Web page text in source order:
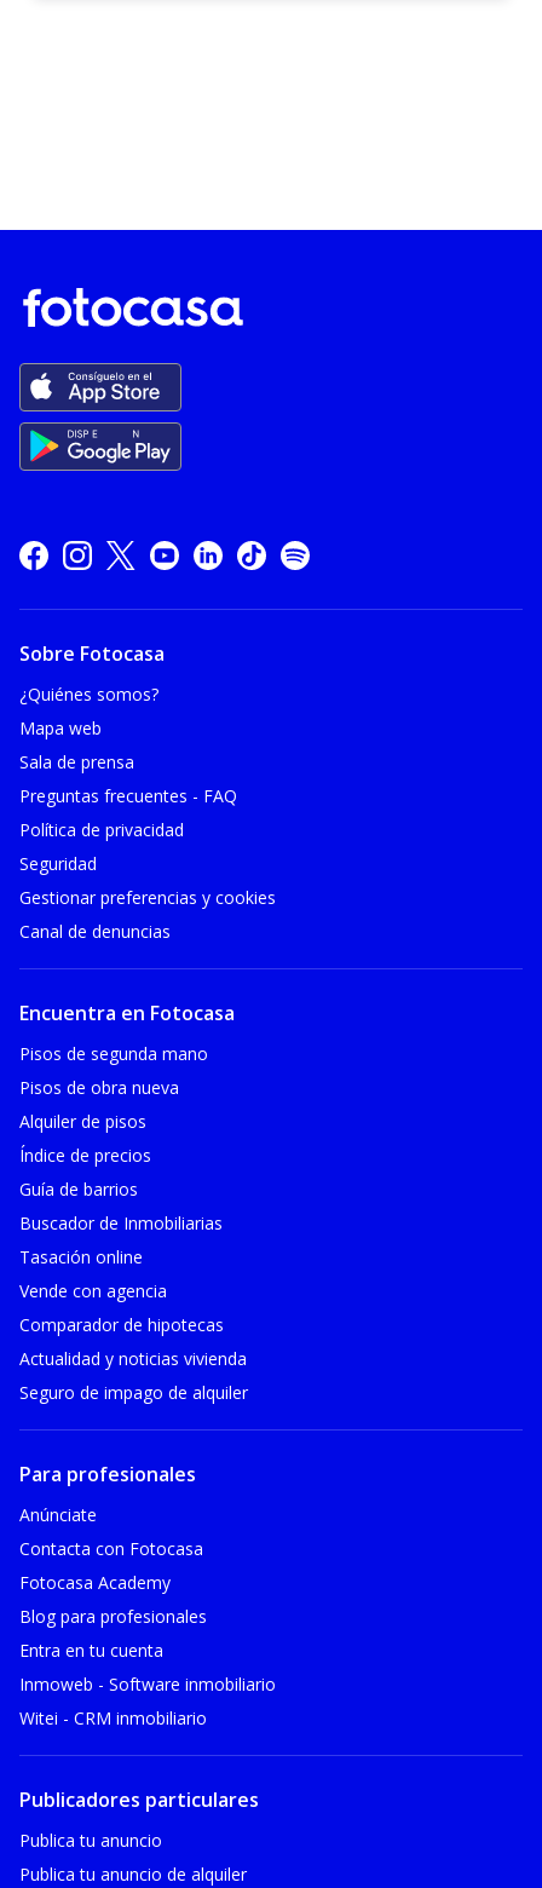
Sobre Fotocasa
¿Quiénes somos?
Mapa web
Sala de prensa
Preguntas frecuentes - FAQ
Política de privacidad
Seguridad
Gestionar preferencias y cookies
Canal de denuncias
Encuentra en Fotocasa
Pisos de segunda mano
Pisos de obra nueva
Alquiler de pisos
Índice de precios
Guía de barrios
Buscador de Inmobiliarias
Tasación online
Vende con agencia
Comparador de hipotecas
Actualidad y noticias vivienda
Seguro de impago de alquiler
Para profesionales
Anúnciate
Contacta con Fotocasa
Fotocasa Academy
Blog para profesionales
Entra en tu cuenta
Inmoweb - Software inmobiliario
Witei - CRM inmobiliario
Publicadores particulares
Publica tu anuncio
Publica tu anuncio de alquiler